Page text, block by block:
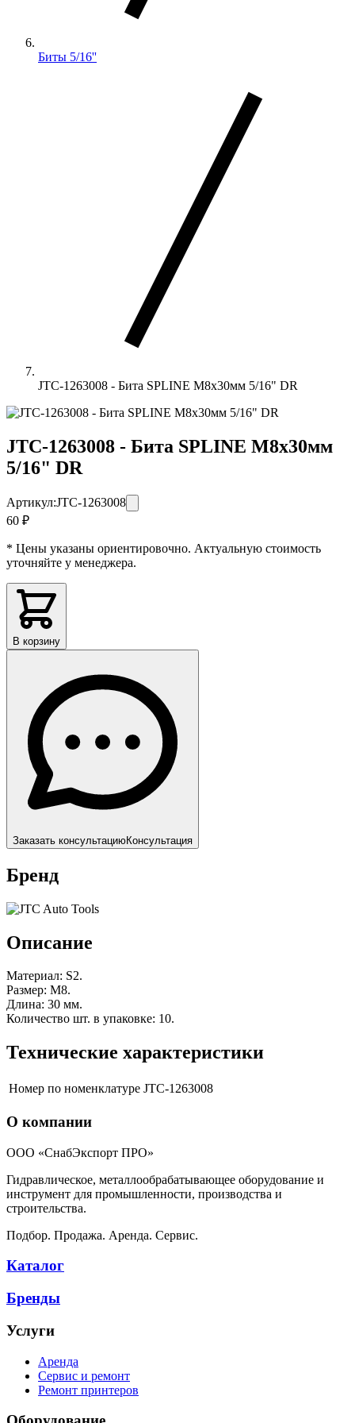
Биты 5/16''
JTC-1263008 - Бита SPLINE M8х30мм 5/16" DR
JTC-1263008 - Бита SPLINE M8х30мм
5/16" DR
Артикул:JTC-1263008
60 ₽
* Цены указаны ориентировочно. Актуальную стоимость
уточняйте у менеджера.
В корзину
Заказать консультациюКонсультация
Бренд
Описание
Материал: S2.
Размер: M8.
Длина: 30 мм.
Количество шт. в упаковке: 10.
Технические характеристики
Номер по номенклатуре JTC-1263008
О компании
ООО «СнабЭкспорт ПРО»
Гидравлическое, металлообрабатывающее оборудование и
инструмент для промышленности, производства и
строительства.
Подбор. Продажа. Аренда. Сервис.
Каталог
Бренды
Услуги
Аренда
Сервис и ремонт
Ремонт принтеров